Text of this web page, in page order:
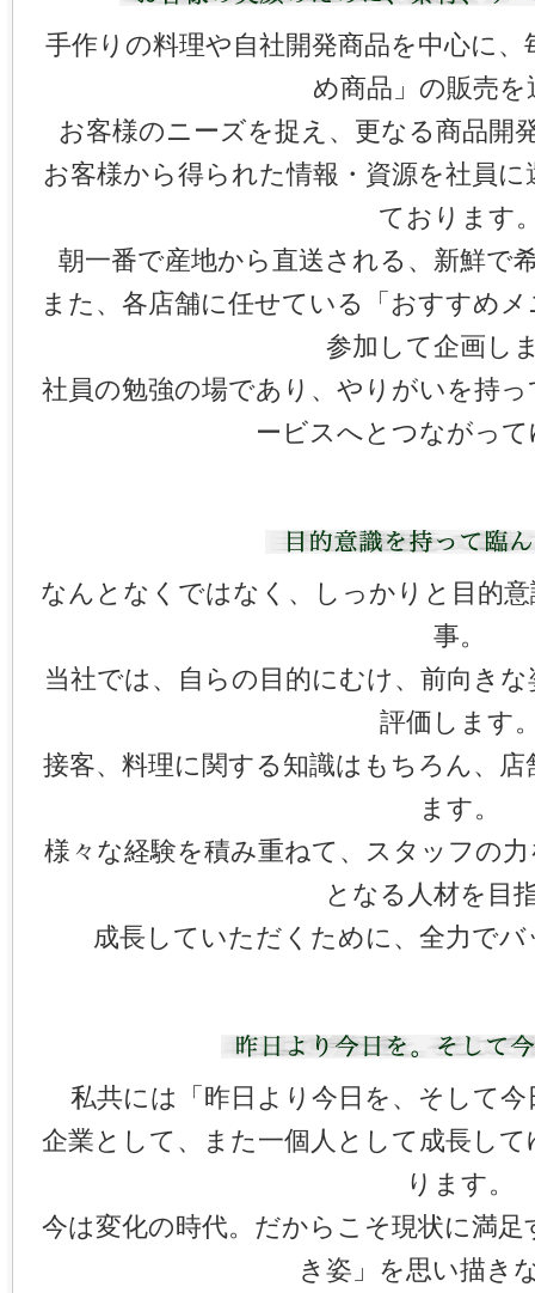
手作りの料理や自社開発商品を中心に
め商品」の販売を
お客様のニーズを捉え、更なる商品開
お客様から得られた情報・資源を社員
ております
朝一番で産地から直送される、新鮮で
また、各店舗に任せている「おすすめ
参加して企画し
社員の勉強の場であり、やりがいを持
ービスへとつながっ
なんとなくではなく、しっかりと目的
事。
当社では、自らの目的にむけ、前向き
評価します
接客、料理に関する知識はもちろん、
ます。
様々な経験を積み重ねて、スタッフの
となる人材を目
成長していただくために、全力で
私共には「昨日より今日を、そして
企業として、また一個人として成長し
ります。
今は変化の時代。だからこそ現状に満
き姿」を思い描き